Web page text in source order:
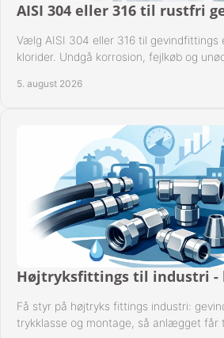
AISI 304 eller 316 til rustfri
Vælg AISI 304 eller 316 til gevindfittings
klorider. Undgå korrosion, fejlkøb og
5. august 2026
Højtryksfittings til industri -
Få styr på højtryks fittings industri:
trykklasse og montage, så anlægget får